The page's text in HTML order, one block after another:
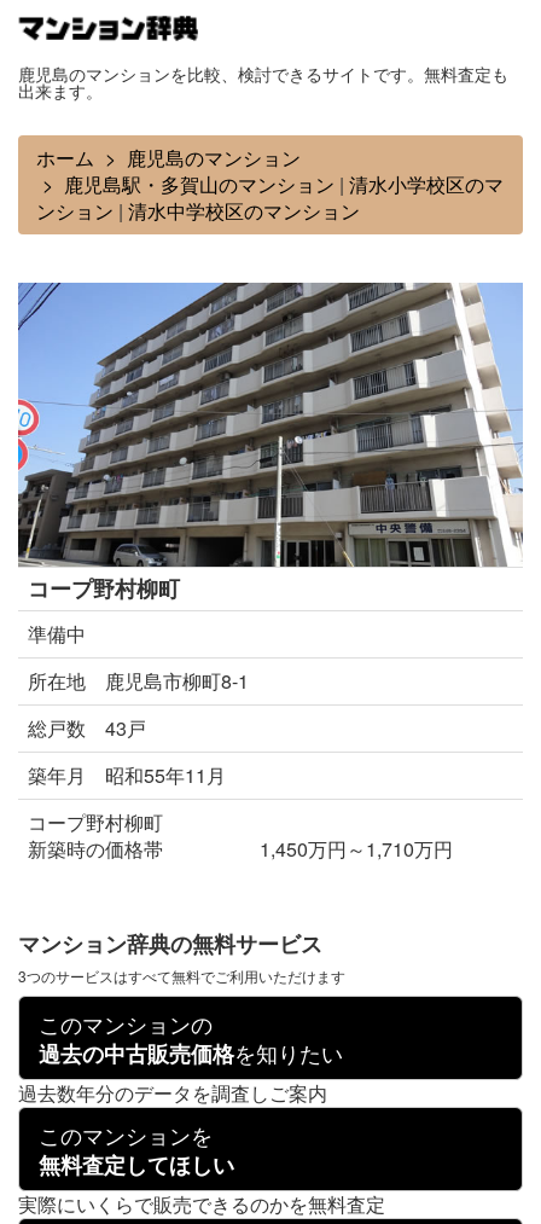
鹿児島のマンションを比較、検討できるサイトです。無料査定も
出来ます。
ホーム
鹿児島のマンション
鹿児島駅・多賀山のマンション | 清水小学校区のマ
ンション | 清水中学校区のマンション
コープ野村柳町
準備中
所在地 鹿児島市柳町8-1
総戸数 43戸
築年月 昭和55年11月
コープ野村柳町
新築時の価格帯 1,450万円～1,710万円
マンション辞典の無料サービス
3つのサービスはすべて無料でご利用いただけます
このマンションの
過去の中古販売価格を知りたい
過去数年分のデータを調査しご案内
このマンションを
無料査定してほしい
実際にいくらで販売できるのかを無料査定